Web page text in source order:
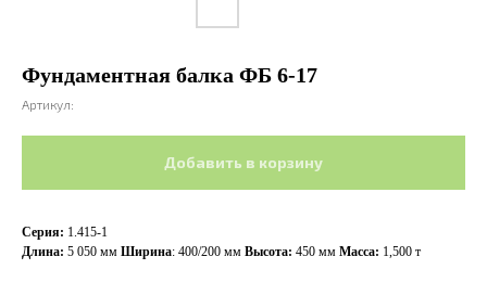
Фундаментная балка ФБ 6-17
Артикул:
Добавить в корзину
Серия: 1.415-1
Длина: 5 050 мм Ширина: 400/200 мм Высота: 450 мм Масса: 1,500 т